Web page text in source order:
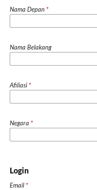
Nama Depan *
Nama Belakang
Afiliasi *
Negara *
Login
Email *